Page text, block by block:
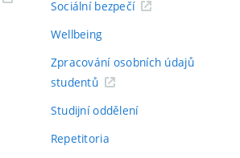
Sociální bezpečí
Wellbeing
Zpracování osobních údajů
studentů
Studijní oddělení
Repetitoria